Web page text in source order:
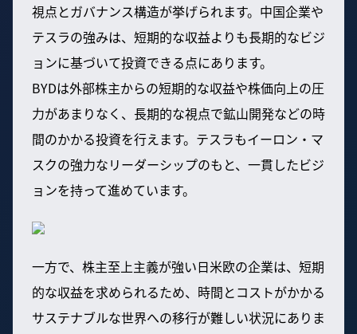
視点とガバナンス構造が挙げられます。中国企業や
テスラの強みは、短期的な収益よりも長期的なビジ
ョンに基づいて投資できる点にあります。
BYDは外部株主からの短期的な収益や株価向上の圧
力があまりなく、長期的な視点で鉱山開発などの時
間のかかる投資を行えます。テスラもイーロン・マ
スクの強力なリーダーシップのもと、一貫したビジ
ョンを持って進めています。
一方で、株主至上主義が強い日米欧の企業は、短期
的な収益を求められるため、時間とコストがかかる
サステナブルな世界への移行が難しい状況にありま